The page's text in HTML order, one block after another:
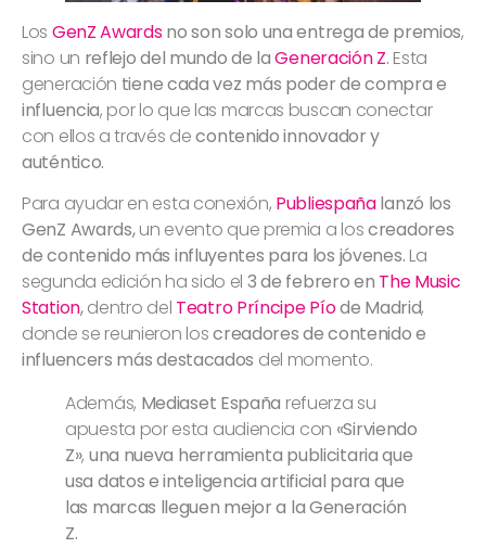
Los GenZ Awardsno son solo una entrega de premios,
sino un reflejo del mundo de laGeneración Z. Esta
generación tiene cada vez más poder de compra e
influencia, por lo que las marcas buscan conectar
con ellos a través decontenido innovador y
auténtico.
Para ayudar en esta conexión, Publiespañalanzó los
GenZ Awards,un evento que premia a loscreadores
de contenido más influyentes para los jóvenes. La
segunda edición ha sido el 3 de febrero en The Music
Station,dentro del Teatro Príncipe Píode Madrid,
donde se reunieron loscreadores de contenido e
influencers más destacados del momento.
Además, Mediaset España refuerza su
apuesta por esta audiencia con «Sirviendo
Z», una nueva herramienta publicitaria que
usa datos e inteligencia artificial para que
las marcas lleguen mejor a la Generación
Z.